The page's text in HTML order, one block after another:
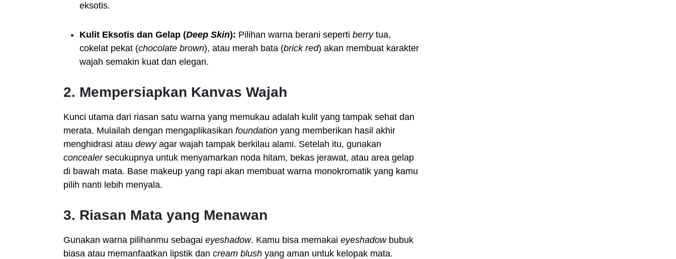
eksotis.
Kulit Eksotis dan Gelap (Deep Skin): Pilihan warna berani seperti berrytua,
cokelat pekat (chocolate brown), atau merah bata (brick red) akan membuat karakter
wajah semakin kuat dan elegan.
2. Mempersiapkan Kanvas Wajah
Kunci utama dari riasan satu warna yang memukau adalah kulit yang tampak sehat dan
merata. Mulailah dengan mengaplikasikan foundation yang memberikan hasil akhir
menghidrasi atau dewyagar wajah tampak berkilau alami. Setelah itu, gunakan
concealersecukupnya untuk menyamarkan noda hitam, bekas jerawat, atau area gelap
di bawah mata. Base makeup yang rapi akan membuat warna monokromatik yang kamu
pilih nanti lebih menyala.
3. Riasan Mata yang Menawan
Gunakan warna pilihanmu sebagai eyeshadow. Kamu bisa memakai eyeshadowbubuk
biasa atau memanfaatkan lipstik dan cream blush yang aman untuk kelopak mata.